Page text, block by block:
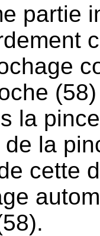
partie
la
la
cette